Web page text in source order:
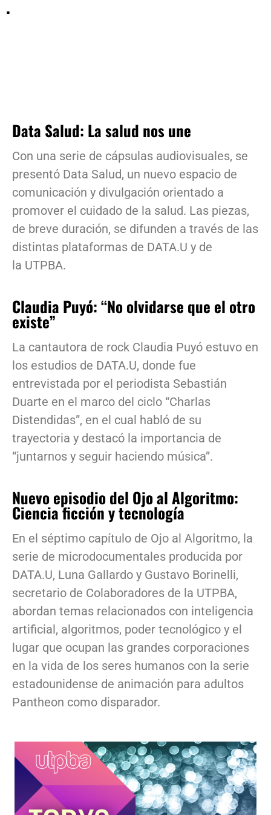
.
Data Salud: La salud nos une
Con una serie de cápsulas audiovisuales, se
presentó Data Salud, un nuevo espacio de
comunicación y divulgación orientado a
promover el cuidado de la salud. Las piezas,
de breve duración, se difunden a través de las
distintas plataformas de DATA.U y de
la UTPBA.
Claudia Puyó: “No olvidarse que el otro
existe”
La cantautora de rock Claudia Puyó estuvo en
los estudios de DATA.U, donde fue
entrevistada por el periodista Sebastián
Duarte en el marco del ciclo “Charlas
Distendidas”, en el cual habló de su
trayectoria y destacó la importancia de
“juntarnos y seguir haciendo música”.
Nuevo episodio del Ojo al Algoritmo:
Ciencia ficción y tecnología
En el séptimo capítulo de Ojo al Algoritmo, la
serie de microdocumentales producida por
DATA.U, Luna Gallardo y Gustavo Borinelli,
secretario de Colaboradores de la UTPBA,
abordan temas relacionados con inteligencia
artificial, algoritmos, poder tecnológico y el
lugar que ocupan las grandes corporaciones
en la vida de los seres humanos con la serie
estadounidense de animación para adultos
Pantheon como disparador.